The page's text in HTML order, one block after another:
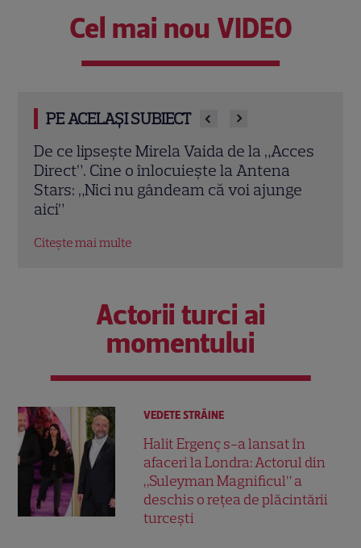
Cel mai nou VIDEO
PE ACELAȘI SUBIECT
Fiul Ancăi Țurcașiu a fugit de lumina
reflectoarelor. Ce meserie și-a ales Radu
Citește mai multe
Actorii turci ai
momentului
VEDETE STRĂINE
Halit Ergenç s-a lansat în
afaceri la Londra: Actorul din
„Suleyman Magnificul” a
deschis o rețea de plăcintării
turcești